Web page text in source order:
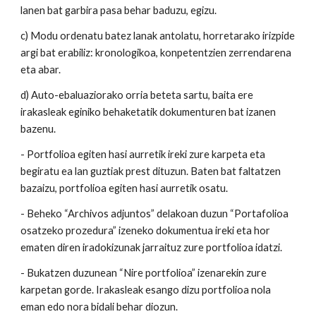
lanen bat garbira pasa behar baduzu, egizu.
c) Modu ordenatu batez lanak antolatu, horretarako irizpide
argi bat erabiliz: kronologikoa, konpetentzien zerrendarena
eta abar.
d) Auto-ebaluaziorako orria beteta sartu, baita ere
irakasleak eginiko behaketatik dokumenturen bat izanen
bazenu.
- Portfolioa egiten hasi aurretik ireki zure karpeta eta
begiratu ea lan guztiak prest dituzun. Baten bat faltatzen
bazaizu, portfolioa egiten hasi aurretik osatu.
- Beheko “Archivos adjuntos” delakoan duzun “Portafolioa
osatzeko prozedura” izeneko dokumentua ireki eta hor
ematen diren iradokizunak jarraituz zure portfolioa idatzi.
- Bukatzen duzunean “Nire portfolioa” izenarekin zure
karpetan gorde. Irakasleak esango dizu portfolioa nola
eman edo nora bidali behar diozun.